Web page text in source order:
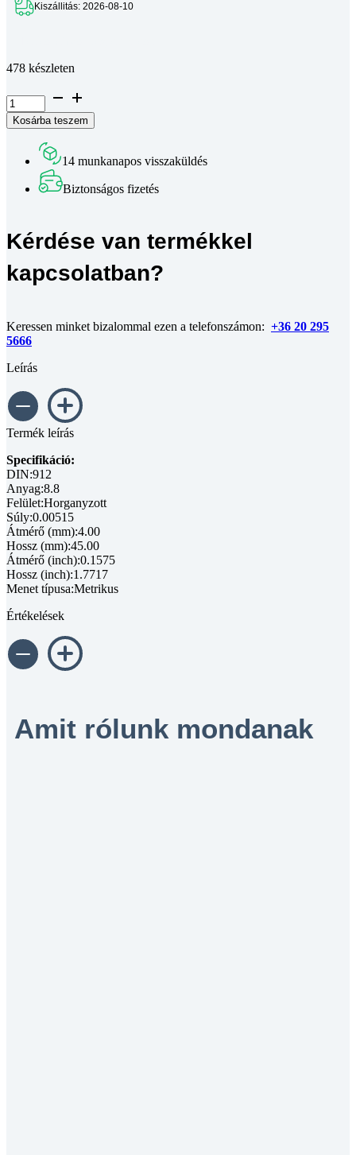
Kiszállitás: 2026-08-10
478 készleten
Hengeres
fejű
belső
DIN
mennyiség
Kosárba teszem
14 munkanapos visszaküldés
Biztonságos fizetés
Kérdése van termékkel
kapcsolatban?
Keressen minket bizalommal ezen a telefonszámon: +36 20 295
5666
Leírás
Termék leírás
Specifikáció:
DIN:912
Anyag:8.8
Felület:Horganyzott
Súly:0.00515
Átmérő (mm):4.00
Hossz (mm):45.00
Átmérő (inch):0.1575
Hossz (inch):1.7717
Menet típusa:Metrikus
Értékelések
Amit rólunk mondanak